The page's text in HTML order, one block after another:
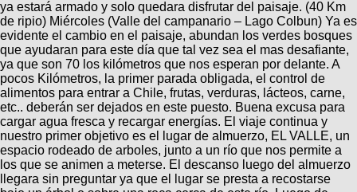
ya estará armado y solo quedara disfrutar del paisaje. (40 Km
de ripio) Miércoles (Valle del campanario – Lago Colbun) Ya es
evidente el cambio en el paisaje, abundan los verdes bosques
que ayudaran para este día que tal vez sea el mas desafiante,
ya que son 70 los kilómetros que nos esperan por delante. A
pocos Kilómetros, la primer parada obligada, el control de
alimentos para entrar a Chile, frutas, verduras, lácteos, carne,
etc.. deberán ser dejados en este puesto. Buena excusa para
cargar agua fresca y recargar energías. El viaje continua y
nuestro primer objetivo es el lugar de almuerzo, EL VALLE, un
espacio rodeado de arboles, junto a un río que nos permite a
los que se animen a meterse. El descanso luego del almuerzo
llegara sin preguntar ya que el lugar se presta a recostarse